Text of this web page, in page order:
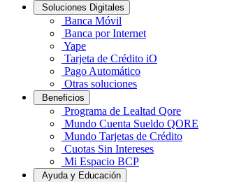
Soluciones Digitales
Banca Móvil
Banca por Internet
Yape
Tarjeta de Crédito iO
Pago Automático
Otras soluciones
Beneficios
Programa de Lealtad Qore
Mundo Cuenta Sueldo QORE
Mundo Tarjetas de Crédito
Cuotas Sin Intereses
Mi Espacio BCP
Ayuda y Educación